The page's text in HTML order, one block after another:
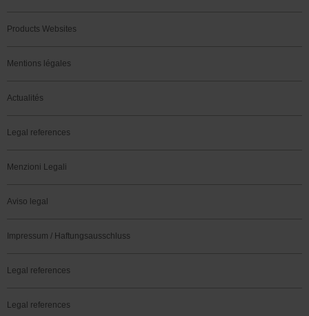
Products Websites
Mentions légales
Actualités
Legal references
Menzioni Legali
Aviso legal
Impressum / Haftungsausschluss
Legal references
Legal references